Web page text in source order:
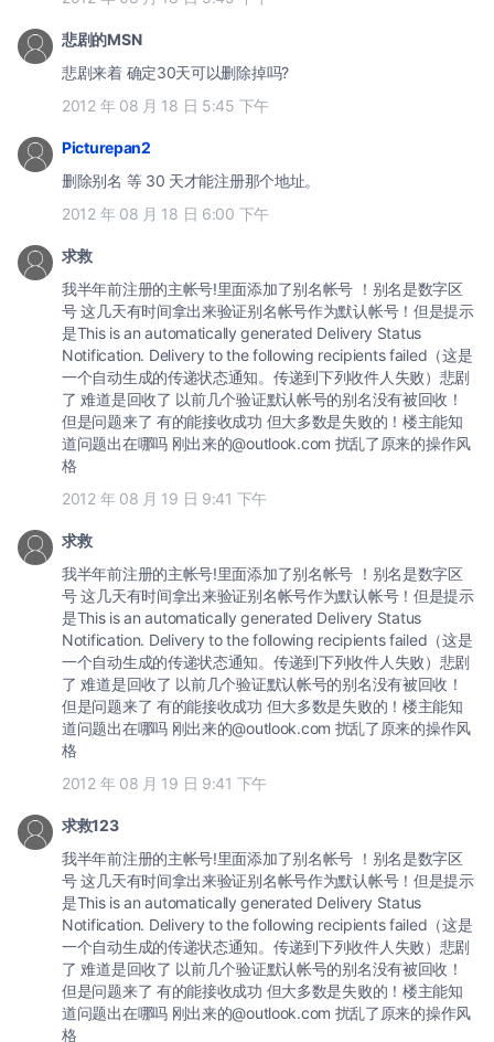
悲剧的MSN
悲剧来着 确定30天可以删除掉吗?
2012 年 08 月 18 日 5:45 下午
Picturepan2
删除别名 等 30 天才能注册那个地址。
2012 年 08 月 18 日 6:00 下午
求救
我半年前注册的主帐号!里面添加了别名帐号 ！别名是数字区
号 这几天有时间拿出来验证别名帐号作为默认帐号！但是提示
是This is an automatically generated Delivery Status
Notification. Delivery to the following recipients failed（这是
一个自动生成的传递状态通知。传递到下列收件人失败）悲剧
了 难道是回收了 以前几个验证默认帐号的别名没有被回收！
但是问题来了 有的能接收成功 但大多数是失败的！楼主能知
道问题出在哪吗 刚出来的@outlook.com 扰乱了原来的操作风
格
2012 年 08 月 19 日 9:41 下午
求救
我半年前注册的主帐号!里面添加了别名帐号 ！别名是数字区
号 这几天有时间拿出来验证别名帐号作为默认帐号！但是提示
是This is an automatically generated Delivery Status
Notification. Delivery to the following recipients failed（这是
一个自动生成的传递状态通知。传递到下列收件人失败）悲剧
了 难道是回收了 以前几个验证默认帐号的别名没有被回收！
但是问题来了 有的能接收成功 但大多数是失败的！楼主能知
道问题出在哪吗 刚出来的@outlook.com 扰乱了原来的操作风
格
2012 年 08 月 19 日 9:41 下午
求救123
我半年前注册的主帐号!里面添加了别名帐号 ！别名是数字区
号 这几天有时间拿出来验证别名帐号作为默认帐号！但是提示
是This is an automatically generated Delivery Status
Notification. Delivery to the following recipients failed（这是
一个自动生成的传递状态通知。传递到下列收件人失败）悲剧
了 难道是回收了 以前几个验证默认帐号的别名没有被回收！
但是问题来了 有的能接收成功 但大多数是失败的！楼主能知
道问题出在哪吗 刚出来的@outlook.com 扰乱了原来的操作风
格